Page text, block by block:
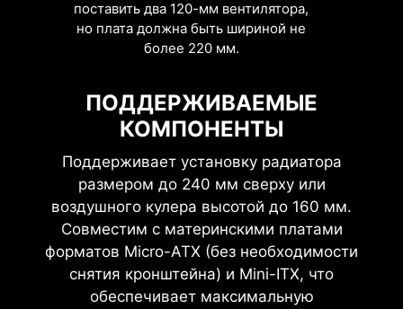
поставить два 120-мм вентилятора,
но плата должна быть шириной не
более 220 мм.
ПОДДЕРЖИВАЕМЫЕ
КОМПОНЕНТЫ
Поддерживает установку радиатора
размером до 240 мм сверху или
воздушного кулера высотой до 160 мм.
Совместим с материнскими платами
форматов Micro-ATX (без необходимости
снятия кронштейна) и Mini-ITX, что
обеспечивает максимальную